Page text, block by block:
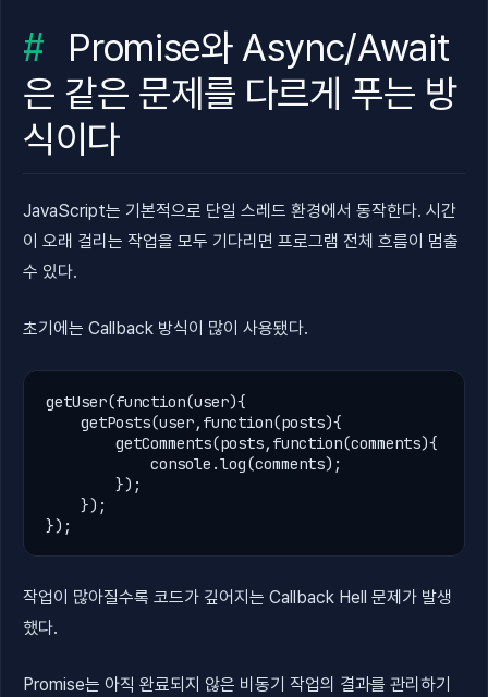
Promise와 Async/Await
은 같은 문제를 다르게 푸는 방
식이다
JavaScript는 기본적으로 단일 스레드 환경에서 동작한다. 시간
이 오래 걸리는 작업을 모두 기다리면 프로그램 전체 흐름이 멈출
수 있다.
초기에는 Callback 방식이 많이 사용됐다.
getUser(function(user){
getPosts(user, function(posts){
getComments(posts, function(comments){
console .log(comments);
        });
    });
});
작업이 많아질수록 코드가 깊어지는 Callback Hell 문제가 발생
했다.
Promise는 아직 완료되지 않은 비동기 작업의 결과를 관리하기